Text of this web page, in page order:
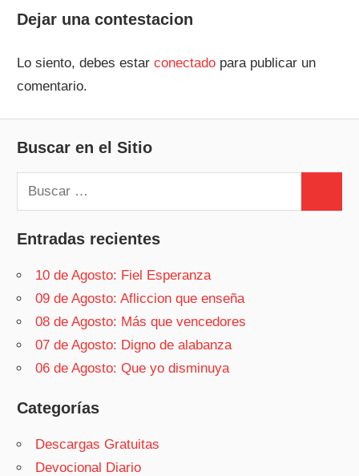
Dejar una contestacion
Lo siento, debes estarconectado para publicar un
comentario.
Buscar en el Sitio
Buscar:
Entradas recientes
10 de Agosto: Fiel Esperanza
09 de Agosto: Afliccion que enseña
08 de Agosto: Más que vencedores
07 de Agosto: Digno de alabanza
06 de Agosto: Que yo disminuya
Categorías
Descargas Gratuitas
Devocional Diario